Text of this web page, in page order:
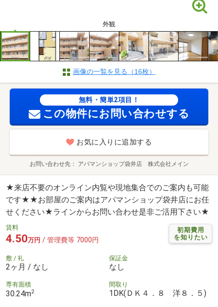
外観
画像の一覧を見る（16枚）
無料・簡単2項目！
この物件にお問い合わせする
お気に入りに追加する
お問い合わせ先 アパマンショップ袋井店 株式会社メイン
★来店不要のオンライン内覧や現地集合でのご案内も可能
です★★お部屋のご案内はアパマンショップ袋井店にお任
せください★ラインからお問い合わせ是非ご活用下さい★
初期費用
を知りたい
賃料
4.50万円 / 管理費等 7000円
敷 / 礼
2ヶ月 / なし
保証金
なし
専有面積
30.24m2
間取り
1DK(ＤＫ４．８ 洋８．５)